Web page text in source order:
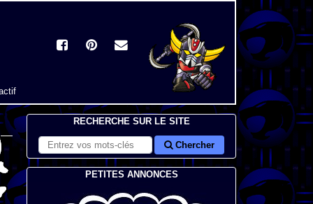
RECHERCHE SUR LE SITE
Chercher
PETITES ANNONCES